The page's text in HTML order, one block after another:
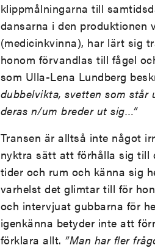
klippmålningarna till
dansarna i den produktionen
(medicinkvinna), har lärt sig
honom förvandlas till fågel
som Ulla-Lena Lundberg
dubbelvikta, svetten som står
deras n/um breder ut sig…”
Transen är alltså inte något
nyktra sätt att förhålla sig till
tider och rum och känna sig
varhelst det glimtar till för
och intervjuat gubbarna för
igenkänna betyder inte att
förklara allt. ”Man har fler